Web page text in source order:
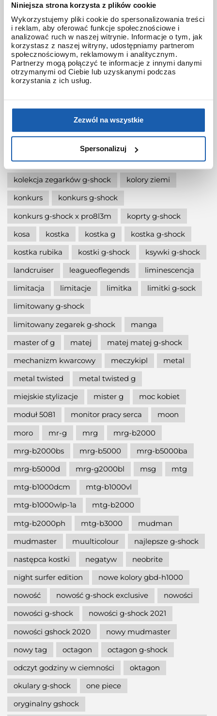
Niniejsza strona korzysta z plików cookie
Wykorzystujemy pliki cookie do spersonalizowania treści
i reklam, aby oferować funkcje społecznościowe i
analizować ruch w naszej witrynie. Informacje o tym, jak
korzystasz z naszej witryny, udostępniamy partnerom
społecznościowym, reklamowym i analitycznym.
Partnerzy mogą połączyć te informacje z innymi danymi
otrzymanymi od Ciebie lub uzyskanymi podczas
korzystania z ich usług.
Zezwól na wszystkie
Spersonalizuj
jak skrócić bransoletę w g-shock?
jak ustawić zegarek g-shock ga-2100?
jak włączyć podświetlenie w zegarku
jak wymienić baterię gshock?
jaki g-shock wybrać
jaki zegarek damski kupić
jaki zegarek g-shock wybrać
jaki zegarek wybrać
kermit
king
kiwami-ao-zumi kobiet
kolaboracja
kolekcja zegarków g-shock
kolory ziemi
konkurs
konkurs g-shock
konkurs g-shock x pro8l3m
koprty g-shock
kosa
kostka kostka g
kostka g-shock
kostka rubika
kostki g-shock
ksywki g-shock
landcruiser
leagueoflegends
liminescencja
limitacja
limitacje limitka
limitki g-sock
limitowany g-shock
limitowany zegarek g-shock
manga
master of g
matej
matej matej g-shock
mechanizm kwarcowy
meczykipl
metal
metal twisted
metal twisted g
miejskie stylizacje
mister g
moc kobiet
moduł 5081
monitor pracy serca
moon
moro
mr-g mrg
mrg-b2000
mrg-b2000bs
mrg-b5000
mrg-b5000ba
mrg-b5000d
mrg-g2000bl msg
mtg
mtg-b1000dcm
mtg-b1000vl
mtg-b1000wlp-1a
mtg-b2000
mtg-b2000ph
mtg-b3000
mudman
mudmaster
muulticolour
najlepsze g-shock
następca kostki
negatyw
neobrite
night surfer edition
nowe kolory gbd-h1000
nowość
nowość g-shock exclusive
nowości
nowości g-shock
nowości g-shock 2021
nowości gshock 2020
nowy mudmaster
nowy tag
octagon
octagon g-shock
odczyt godziny w ciemności
oktagon
okulary g-shock
one piece
oryginalny gshock